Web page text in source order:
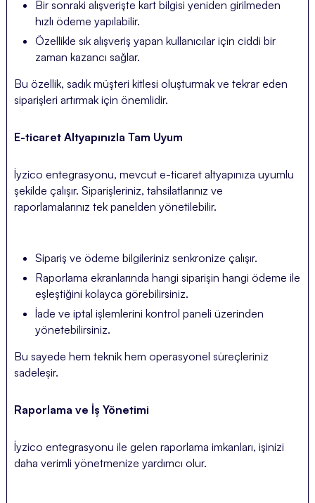
Bir sonraki alışverişte kart bilgisi yeniden girilmeden
hızlı ödeme yapılabilir.
Özellikle sık alışveriş yapan kullanıcılar için ciddi bir
zaman kazancı sağlar.
Bu özellik, sadık müşteri kitlesi oluşturmak ve tekrar eden
siparişleri artırmak için önemlidir.
E-ticaret Altyapınızla Tam Uyum
İyzico entegrasyonu, mevcut e-ticaret altyapınıza uyumlu
şekilde çalışır. Siparişleriniz, tahsilatlarınız ve
raporlamalarınız tek panelden yönetilebilir.
Sipariş ve ödeme bilgileriniz senkronize çalışır.
Raporlama ekranlarında hangi siparişin hangi ödeme ile
eşleştiğini kolayca görebilirsiniz.
İade ve iptal işlemlerini kontrol paneli üzerinden
yönetebilirsiniz.
Bu sayede hem teknik hem operasyonel süreçleriniz
sadeleşir.
Raporlama ve İş Yönetimi
İyzico entegrasyonu ile gelen raporlama imkanları, işinizi
daha verimli yönetmenize yardımcı olur.